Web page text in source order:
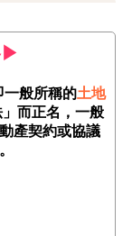
▶
一般所稱的土地
而正名，一般
產契約或協議